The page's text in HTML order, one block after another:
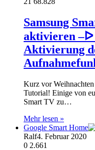
Samsung
aktivieren
Aktivierung
Kurz vor
Tutorial! Einige von
Smart TV zu…
Mehr lesen »
Google Smart Home
Ralf4. Februar 2020
0 2.661